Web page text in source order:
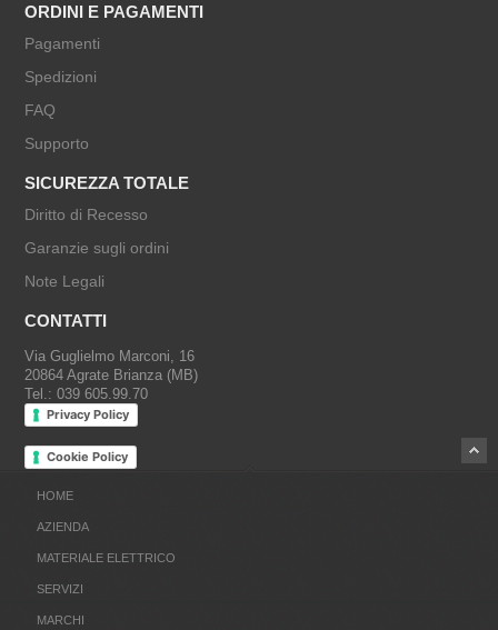
ORDINI E PAGAMENTI
Pagamenti
Spedizioni
FAQ
Supporto
SICUREZZA TOTALE
Diritto di Recesso
Garanzie sugli ordini
Note Legali
CONTATTI
Via Guglielmo Marconi, 16
20864 Agrate Brianza (MB)
Tel.: 039 605.99.70
Privacy Policy
Cookie Policy
HOME
AZIENDA
MATERIALE ELETTRICO
SERVIZI
MARCHI